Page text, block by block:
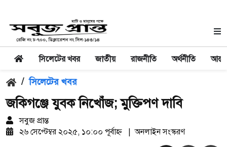
সিলেটের খবর জাতীয় রাজনীতি অর্থনীতি
/ সিলেটের খবর
জকিগঞ্জে যুবক নিখোঁজ; মুক্তিপণ দাবি
সবুজ প্রান্ত
২৬ সেপ্টেম্বর ২০২৫, ১০:০০ পূর্বাহ্ন
অনলাইন সংস্করণ